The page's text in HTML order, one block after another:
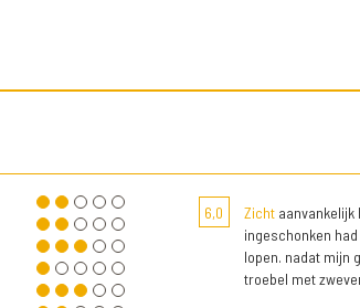
6,0 Zichtaanvankelijk
ingeschonken
lopen. nadat mijn
troebel met